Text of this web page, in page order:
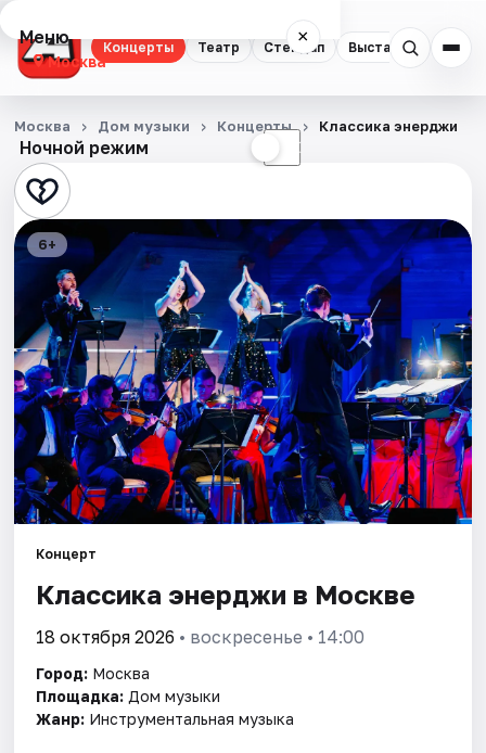
Концерты Театр Стендап Выставки
Меню ×
Москва
Концерты
Театр
Стендап
Выставки
Квесты
Экскурсии
Спорт
События
Площадки
Артисты
Рейтинги
Ночной режим ☾
Москва Дом музыки Концерты Классика энерджи
6+
Концерт
Классика энерджи в Москве
18 октября 2026 • воскресенье • 14:00
Город: Москва
Площадка: Дом музыки
Жанр: Инструментальная музыка